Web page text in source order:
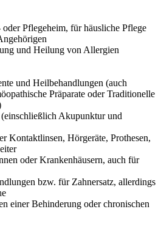
Pflegeheim, für häusliche Pflege
und Heilung von Allergien
und Heilbehandlungen (auch
Präparate oder Traditionelle
Akupunktur und
Kontaktlinsen, Hörgeräte, Prothesen,
oder Krankenhäusern, auch für
bzw. für Zahnersatz, allerdings
einer Behinderung oder chronischen